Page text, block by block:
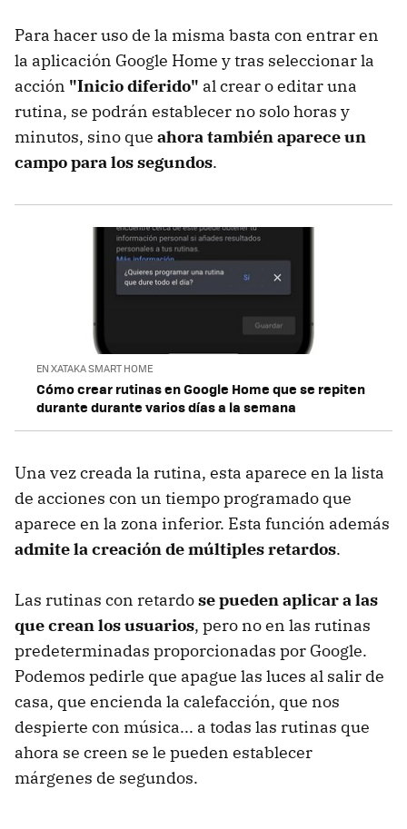
Para hacer uso de la misma basta con entrar en
la aplicación Google Home y tras seleccionar la
acción "Inicio diferido" al crear o editar una
rutina, se podrán establecer no solo horas y
minutos, sino que ahora también aparece un
campo para los segundos.
EN XATAKA SMART HOME
Cómo crear rutinas en Google Home que se repiten
durante durante varios días a la semana
Una vez creada la rutina, esta aparece en la lista
de acciones con un tiempo programado que
aparece en la zona inferior. Esta función además
admite la creación de múltiples retardos.
Las rutinas con retardose pueden aplicar a las
que crean los usuarios, pero no en las rutinas
predeterminadas proporcionadas por Google.
Podemos pedirle que apague las luces al salir de
casa, que encienda la calefacción, que nos
despierte con música... a todas las rutinas que
ahora se creen se le pueden establecer
márgenes de segundos.